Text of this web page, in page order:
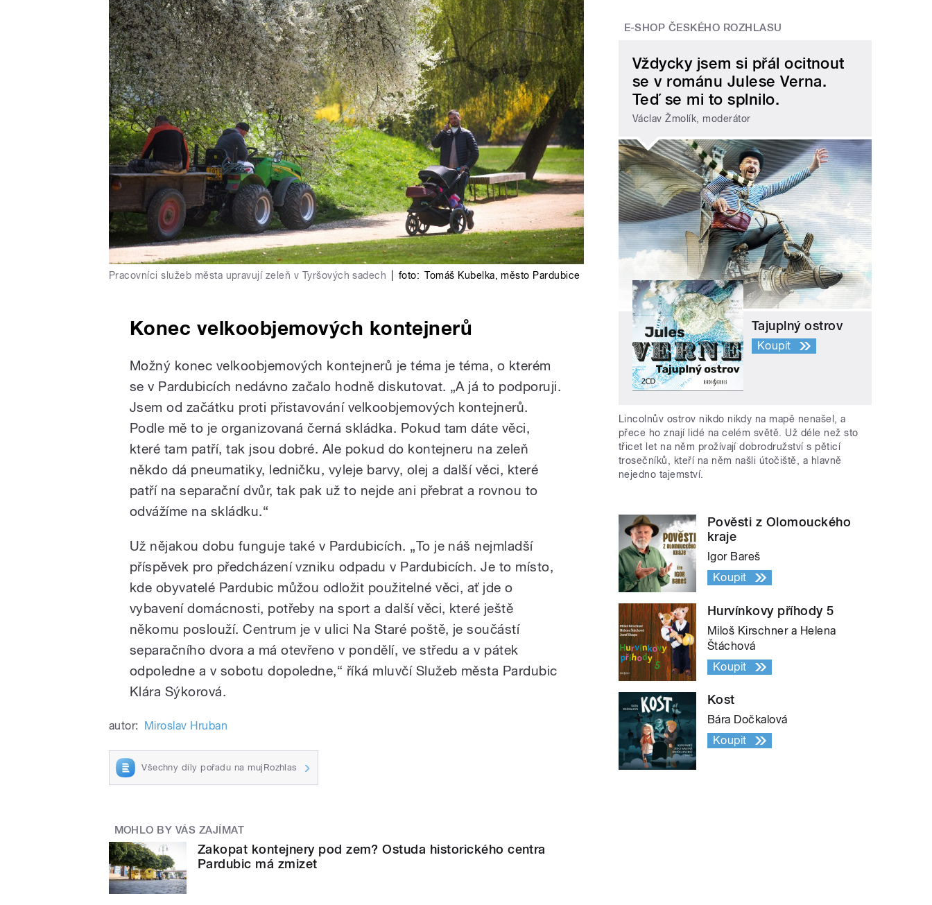
Pracovníci služeb města upravují zeleň v Tyršových sadech foto: Tomáš Kubelka,město Pardubice
Konec velkoobjemových kontejnerů
Možný konec velkoobjemových kontejnerů je téma je téma, o kterém
se v Pardubicích nedávno začalo hodně diskutovat. „A já to podporuji.
Jsem od začátku proti přistavování velkoobjemových kontejnerů.
Podle mě to je organizovaná černá skládka. Pokud tam dáte věci,
které tam patří, tak jsou dobré. Ale pokud do kontejneru na zeleň
někdo dá pneumatiky, ledničku, vyleje barvy, olej a další věci, které
patří na separační dvůr, tak pak už to nejde ani přebrat a rovnou to
odvážíme na skládku.“
Už nějakou dobu funguje také v Pardubicích. „To je náš nejmladší
příspěvek pro předcházení vzniku odpadu v Pardubicích. Je to místo,
kde obyvatelé Pardubic můžou odložit použitelné věci, ať jde o
vybavení domácnosti, potřeby na sport a další věci, které ještě
někomu poslouží. Centrum je v ulici Na Staré poště, je součástí
separačního dvora a má otevřeno v pondělí, ve středu a v pátek
odpoledne a v sobotu dopoledne,“ říká mluvčí Služeb města Pardubic
Klára Sýkorová.
autor: Miroslav Hruban
Všechny díly pořadu na mujRozhlas
MOHLO BY VÁS ZAJÍMAT
Zakopat kontejnery pod zem? Ostuda historického centra
Pardubic má zmizet
E-SHOP ČESKÉHO ROZHLASU
Vždycky jsem si přál ocitnout
se v románu Julese Verna.
Teď se mi to splnilo.
Václav Žmolík, moderátor
Tajuplný ostrov
Koupit
Lincolnův ostrov nikdo nikdy na mapě nenašel, a
přece ho znají lidé na celém světě. Už déle než sto
třicet let na něm prožívají dobrodružství s pěticí
trosečníků, kteří na něm našli útočiště, a hlavně
nejedno tajemství.
Pověsti z Olomouckého
kraje
Igor Bareš
Koupit
Hurvínkovy příhody 5
Miloš Kirschner a Helena
Štáchová
Koupit
Kost
Bára Dočkalová
Koupit